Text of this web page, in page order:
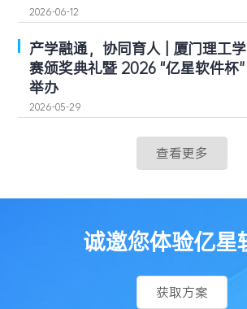
2026-06-12
产学融通，协同育人 | 厦门理工
赛颁奖典礼暨 2026 “亿星软件杯
举办
2026-05-29
查看更多
诚邀您体验亿星
获取方案